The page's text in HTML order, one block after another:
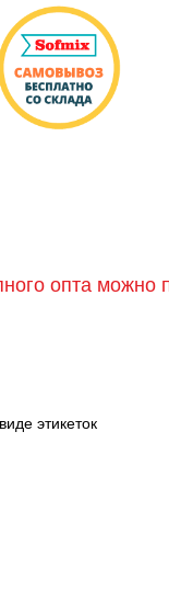
опта
этикеток